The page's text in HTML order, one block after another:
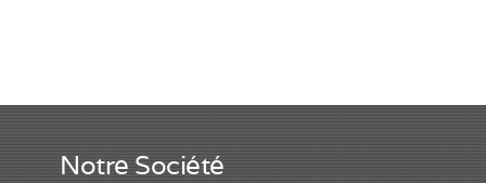
Notre Société